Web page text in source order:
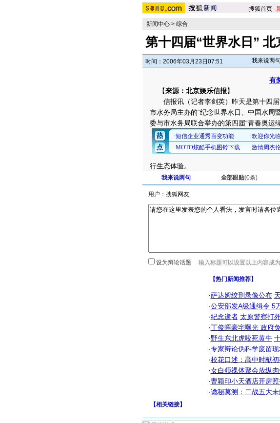
搜狐首页-
新闻中心 > 综合
第十四届“世界水日”
时间：2006年03月23日07:51 我来说两
有
【来源：北京娱乐信报】
信报讯（记者李剑英）昨天是第十四届
市水务局主办的“纪念世界水日、中国水周
委与市水务局联合举办的第四届“青春奥
行生态体验。
我来说两句 全部跟贴(0条)
用户：
设为辩论话题
【热门新闻推荐】
·萨达姆绞刑录像公布
·公安部发A级通缉令 5
·纪念逝者 太原警察打
·丁俊晖豪宅曝光 政府
·野生东北虎咬死黄牛
·专家辩论伪科学废留
·校花口述：高中时献初
·女白领祼体聚会放纵
·曹颖印小天酒店开房
·诡秘莫测：二战五大
【相关链接】